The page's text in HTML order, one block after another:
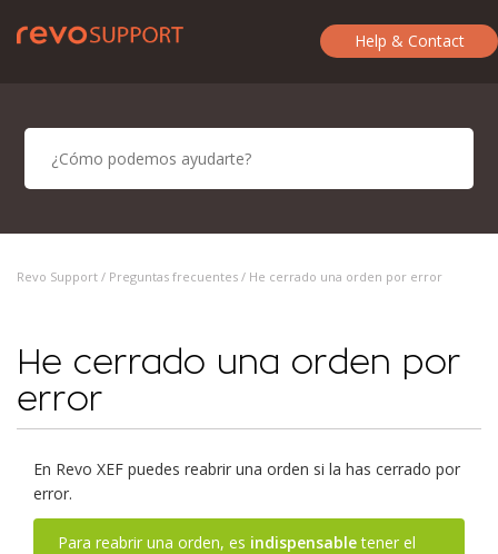
Help & Contact
Revo Support / Preguntas frecuentes / He cerrado una orden por error
He cerrado una orden por
error
En Revo XEF puedes reabrir una orden si la has cerrado por
error.
Para reabrir una orden, es indispensabletener el